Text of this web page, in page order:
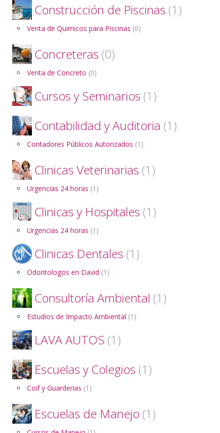
Construcción de Piscinas (1)
Venta de Quimicos para Piscinas (0)
Concreteras (0)
Venta de Concreto (0)
Cursos y Seminarios (1)
Contabilidad y Auditoria (1)
Contadores Públicos Autorizados (1)
Clinicas Veterinarias (1)
Urgencias 24 horas (1)
Clinicas y Hospitales (1)
Urgencias 24 horas (1)
Clinicas Dentales (1)
Odontologos en David (1)
Consultoría Ambiental (1)
Estudios de Impacto Ambiental (1)
LAVA AUTOS (1)
Escuelas y Colegios (1)
Coif y Guarderias (1)
Escuelas de Manejo (1)